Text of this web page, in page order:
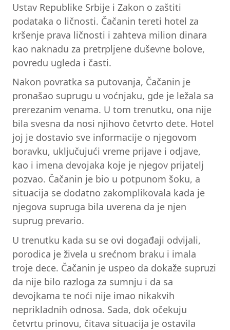
Ustav Republike Srbije i Zakon o zaštiti
podataka o ličnosti. Čačanin tereti hotel za
kršenje prava ličnosti i zahteva milion dinara
kao naknadu za pretrpljene duševne bolove,
povredu ugleda i časti.
Nakon povratka sa putovanja, Čačanin je
pronašao suprugu u voćnjaku, gde je ležala sa
prerezanim venama. U tom trenutku, ona nije
bila svesna da nosi njihovo četvrto dete. Hotel
joj je dostavio sve informacije o njegovom
boravku, uključujući vreme prijave i odjave,
kao i imena devojaka koje je njegov prijatelj
pozvao. Čačanin je bio u potpunom šoku, a
situacija se dodatno zakomplikovala kada je
njegova supruga bila uverena da je njen
suprug prevario.
U trenutku kada su se ovi događaji odvijali,
porodica je živela u srećnom braku i imala
troje dece. Čačanin je uspeo da dokaže supruzi
da nije bilo razloga za sumnju i da sa
devojkama te noći nije imao nikakvih
neprikladnih odnosa. Sada, dok očekuju
četvrtu prinovu, čitava situacija je ostavila